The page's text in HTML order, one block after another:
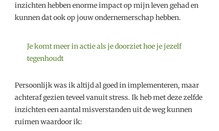
inzichten hebben enorme impact op mijn leven gehad en
kunnen dat ook op jouw ondernemerschap hebben.
Je komt meer in actie als je doorziet hoe je jezelf
tegenhoudt
Persoonlijk was ik altijd al goed in implementeren, maar
achteraf gezien teveel vanuit stress. Ik heb met deze zelfde
inzichten een aantal misverstanden uit de weg kunnen
ruimen waardoor ik: